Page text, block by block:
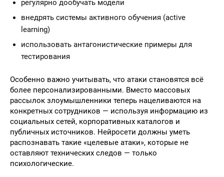
регулярно дообучать модели
внедрять системы активного обучения (active
learning)
использовать антагонистические примеры для
тестирования
Особенно важно учитывать, что атаки становятся всё
более персонализированными. Вместо массовых
рассылок злоумышленники теперь нацеливаются на
конкретных сотрудников — используя информацию из
социальных сетей, корпоративных каталогов и
публичных источников. Нейросети должны уметь
распознавать такие «целевые атаки», которые не
оставляют технических следов — только
психологические.